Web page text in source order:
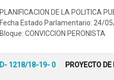
PLANIFICACION DE LA POLITICA
Fecha Estado Parlamentario: 24/
Bloque: CONVICCION PERONISTA
D- 1218/18-19- 0 PROYECTO DE